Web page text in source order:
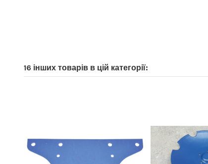
16 інших товарів в цій категорії: